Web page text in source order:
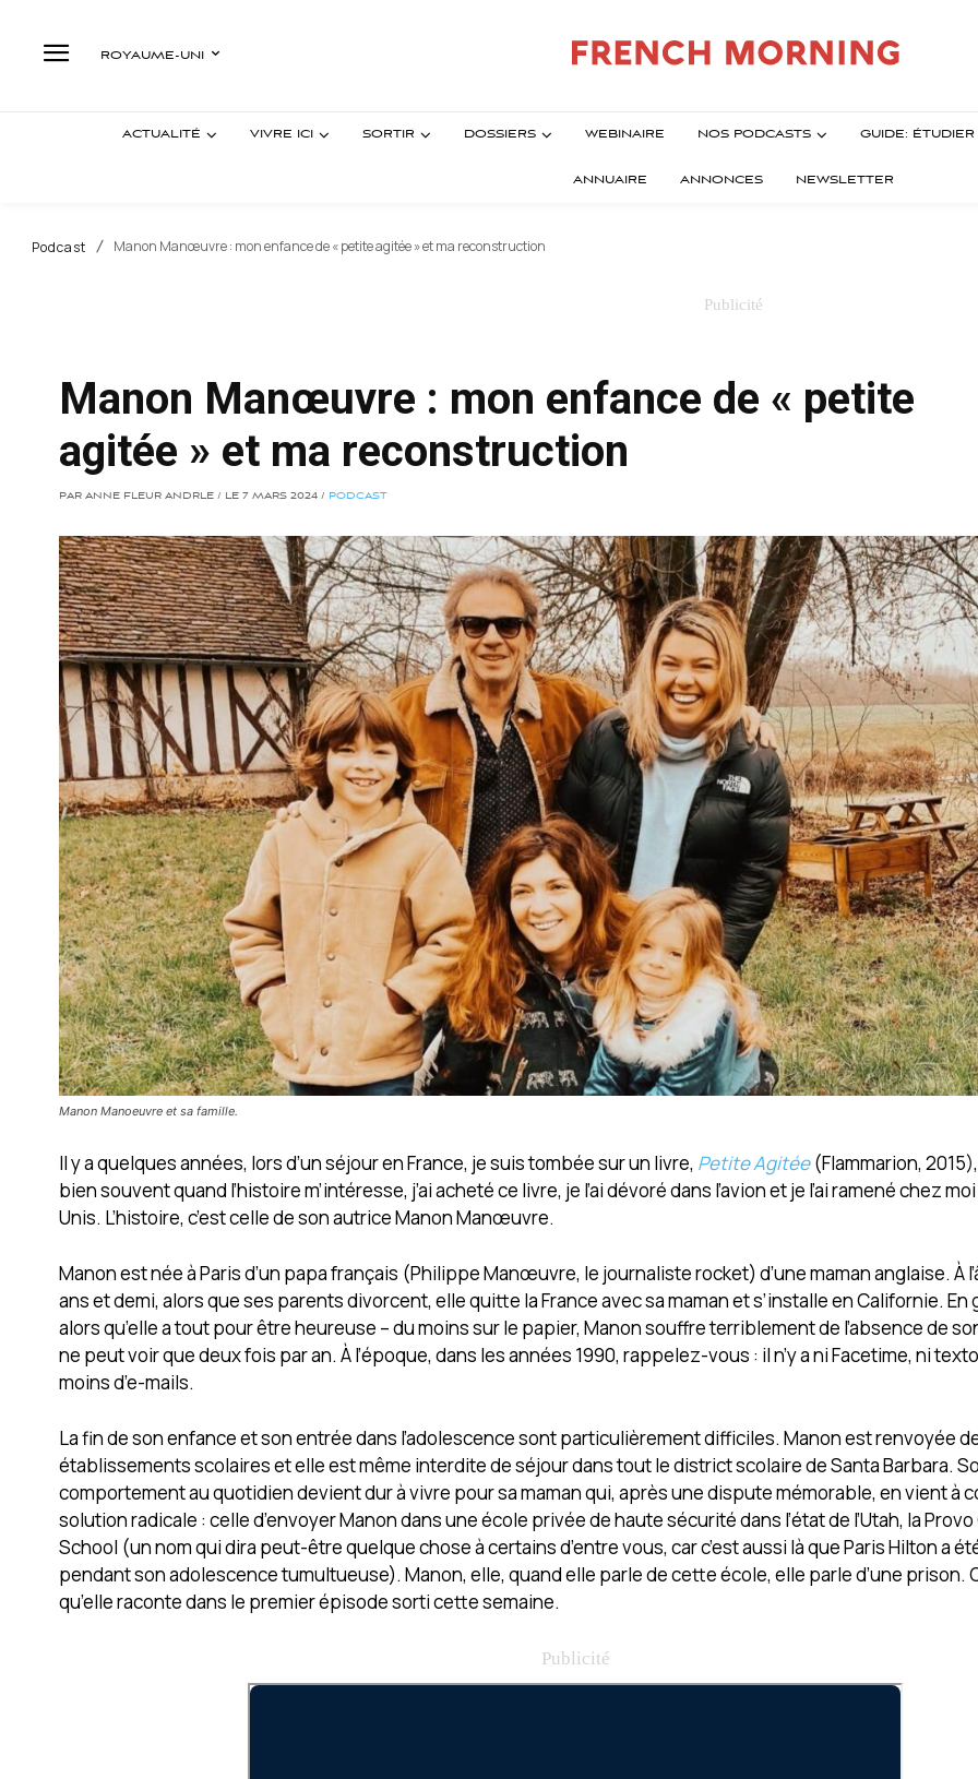
ROYAUME-UNI
ACTUALITÉ VIVRE ICI SORTIR DOSSIERS WEBINAIRE NOS PODCASTS GUIDE:
ANNUAIRE ANNONCES NEWSLETTER
Podcast Manon Manœuvre : mon enfance de « petite agitée » et ma reconstruction
Manon Manœuvre : mon enfance de « petite
agitée » et ma reconstruction
PAR ANNE FLEUR ANDRLE / LE 7 MARS 2024 / PODCAST
Manon Manoeuvre et sa famille.
Il y a quelques années, lors d’un séjour en France, je suis tombée sur un livre, Petite Agitée(Flammarion,
bien souvent quand l’histoire m’intéresse, j’ai acheté ce livre, je l’ai dévoré dans l’avion et je l’ai ramené chez
Unis. L’histoire, c’est celle de son autrice Manon Manœuvre.
Manon est née à Paris d’un papa français (Philippe Manœuvre, le journaliste rocket) d’une maman anglaise. À
ans et demi, alors que ses parents divorcent, elle quitte la France avec sa maman et s’installe en Californie. En
alors qu’elle a tout pour être heureuse – du moins sur le papier, Manon souffre terriblement de l’absence de
ne peut voir que deux fois par an. À l’époque, dans les années 1990, rappelez-vous : il n’y a ni Facetime, ni
moins d’e-mails.
La fin de son enfance et son entrée dans l’adolescence sont particulièrement difficiles. Manon est renvoyée
établissements scolaires et elle est même interdite de séjour dans tout le district scolaire de Santa Barbara.
comportement au quotidien devient dur à vivre pour sa maman qui, après une dispute mémorable, en vient à
solution radicale : celle d’envoyer Manon dans une école privée de haute sécurité dans l’état de l’Utah, la
School (un nom qui dira peut-être quelque chose à certains d’entre vous, car c’est aussi là que Paris Hilton a
pendant son adolescence tumultueuse). Manon, elle, quand elle parle de cette école, elle parle d’une prison.
qu’elle raconte dans le premier épisode sorti cette semaine.